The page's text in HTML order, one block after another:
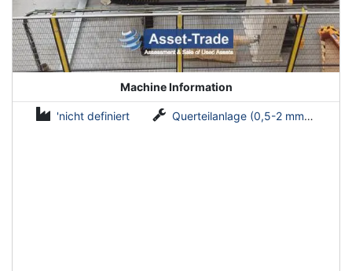
Machine Information
'nicht definiert Querteilanlage (0,5-2 mm x 1600 mm)